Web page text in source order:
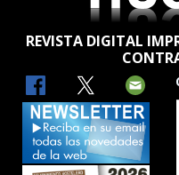
REVISTA DIGITAL